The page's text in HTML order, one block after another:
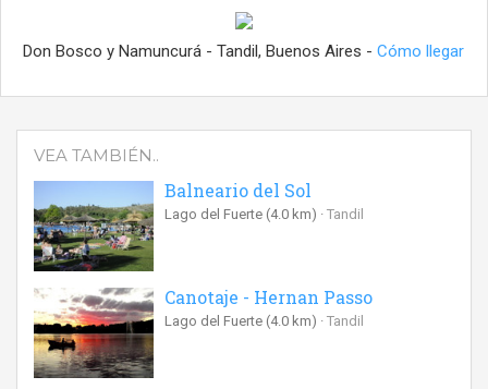
Don Bosco y Namuncurá - Tandil, Buenos Aires - Cómo llegar
VEA TAMBIÉN..
Balneario del Sol
Lago del Fuerte (4.0 km) Tandil
Canotaje - Hernan Passo
Lago del Fuerte (4.0 km) Tandil